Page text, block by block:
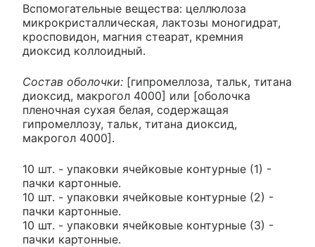
Вспомогательные вещества: целлюлоза
микрокристаллическая, лактозы моногидрат,
кросповидон, магния стеарат, кремния
диоксид коллоидный.
Состав оболочки: [гипромеллоза, тальк, титана
диоксид, макрогол 4000] или [оболочка
пленочная сухая белая, содержащая
гипромеллозу, тальк, титана диоксид,
макрогол 4000].
10 шт. - упаковки ячейковые контурные (1) -
пачки картонные.
10 шт. - упаковки ячейковые контурные (2) -
пачки картонные.
10 шт. - упаковки ячейковые контурные (3) -
пачки картонные.